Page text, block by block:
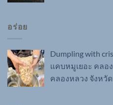
อร่อย
Dumpling with
แคบหมูเยอะ คลอ
คลองหลวง จังหวั